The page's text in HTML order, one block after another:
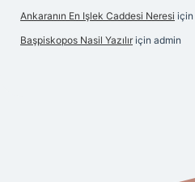
Ankaranın En Işlek Caddesi Neresi için
Başpiskopos Nasil Yazılır için admin